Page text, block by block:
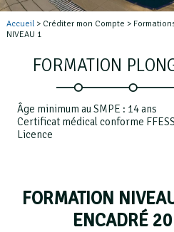
Accueil> Créditer mon Compte >
NIVEAU 1
FORMATION
Âge minimum au SMPE : 14 ans
Certificat médical conforme
Licence
FORMATION
ENCADRÉ